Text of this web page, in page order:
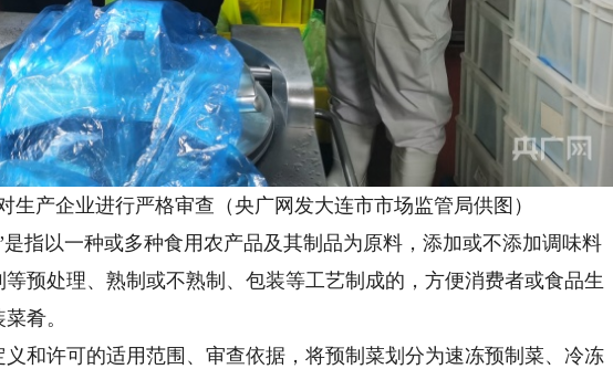
产企业进行严格审查（央广网发大连市市场监管局供图）
以一种或多种食用农产品及其制品为原料，添加或不添加调味料
预处理、熟制或不熟制、包装等工艺制成的，方便消费者或食品生
肴。
许可的适用范围、审查依据，将预制菜划分为速冻预制菜、冷冻